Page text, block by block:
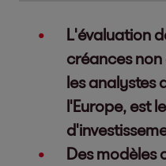
L'évaluation
créances
les analystes
l'Europe, est
Des modèles